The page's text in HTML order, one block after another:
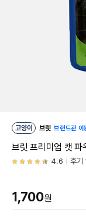
고양이 브릿 브랜드관 이
브릿 프리미엄 캣
4.6 후기
1,700원